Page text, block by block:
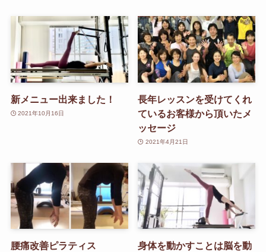
新メニュー出来ました！
2021年10月16日
長年レッスンを受けてくれ
ているお客様から頂いたメ
ッセージ
2021年4月21日
腰痛改善ピラティス
身体を動かすことは脳を動